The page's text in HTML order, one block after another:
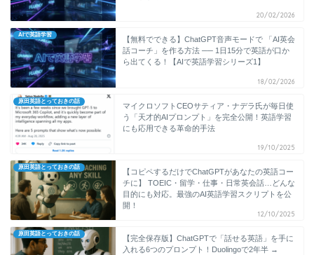
20/02/2026
AIで英語学習
【無料でできる】ChatGPT音声モードで 「AI英会
話コーチ」を作る方法 ── 1日15分で英語が口か
ら出てくる！【AIで英語学習シリーズ1】
18/02/2026
原田英語とっておきの話
マイクロソフトCEOサティア・ナデラ氏が毎日使
う「天才的AIプロンプト」を完全公開！英語学習
にも応用できる革命的手法
19/10/2025
原田英語とっておきの話
【コピペするだけでChatGPTがあなたの英語コー
チに】 TOEIC・留学・仕事・日常英会話…どんな
目的にも対応。最強のAI英語学習スクリプトを公
開！
12/10/2025
原田英語とっておきの話
【完全保存版】ChatGPTで「話せる英語」を手に
入れる6つのプロンプト！Duolingoで2年半 →